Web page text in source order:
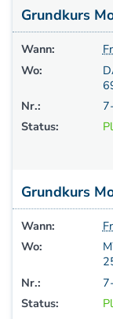
MFR/
BLT/
Still/
spez.
(HVLA)
Grundkurs
Wann:
Wo:
Nr.:
Status:
Grundkurs
Wann:
Wo:
Nr.:
Status: